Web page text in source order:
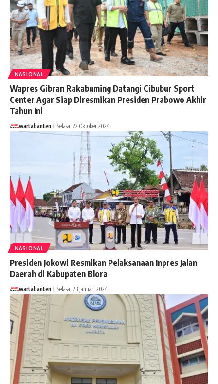
NASIONAL
Wapres Gibran Rakabuming Datangi Cibubur Sport
Center Agar Siap Diresmikan Presiden Prabowo Akhir
Tahun Ini
wartabanten Selasa, 22 Oktober 2024
NASIONAL
Presiden Jokowi Resmikan Pelaksanaan Inpres Jalan
Daerah di Kabupaten Blora
wartabanten Selasa, 23 Januari 2024